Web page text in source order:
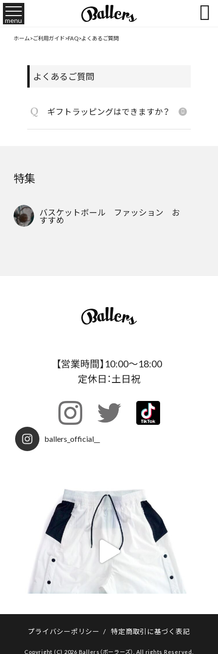
menu 
ホーム>ご利用ガイド>FAQ>よくあるご質問
よくあるご質問
Q ギフトラッピングはできますか？
特集
バスケットボール ファッション お
すすめ
【営業時間】10:00〜18:00
定休日：土日祝
ballers_official__
プライバシーポリシー / 特定商取引に基づく表記
Copyright (C) 2026 Ballers（ボーラーズ）. All rights Reserved.